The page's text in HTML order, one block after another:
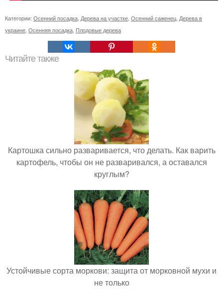
Категории: Осенний посадка Дерева на участке Осенний саженец Дерева в
украине Осенняя посадка Плодовые дерева
Читайте также
Картошка сильно разваривается, что делать. Как варить
картофель, чтобы он не разваривался, а оставался
круглым?
Устойчивые сорта моркови: защита от морковной мухи и
не только